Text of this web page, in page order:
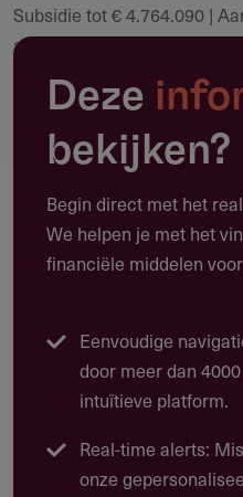
Subsidie tot € 4.764.090 |
academische werkplaatsen
Looptijd: 5 jaar
Toepassing
Waarvoor kun je deze
Deze subsidie biedt per
Coördinatie,
van de samenwerking
Tijdelijk inzetten van
om onderzoek te initiëren
Maak een notitie
Deze
bekijken?
Begin direct met het
We helpen je met het
financiële middelen
Eenvoudige
door meer dan
intuïtieve platform.
Real-time alerts:
onze